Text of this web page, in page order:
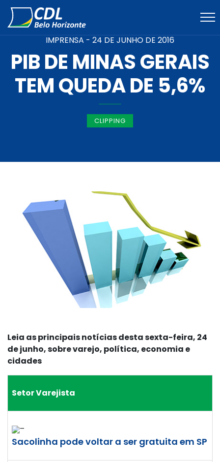
IMPRENSA - 24 DE JUNHO DE 2016
PIB DE MINAS GERAIS
TEM QUEDA DE 5,6%
CLIPPING
Leia as principais notícias desta sexta-feira, 24
de junho, sobre varejo, política, economia e
cidades
Setor Varejista
–
Sacolinha pode voltar a ser gratuita em SP